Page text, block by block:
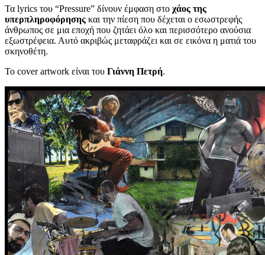
Τα lyrics του “Pressure” δίνουν έμφαση στο χάος της
υπερπληροφόρησης και την πίεση που δέχεται ο εσωστρεφής
άνθρωπος σε μια εποχή που ζητάει όλο και περισσότερο ανούσια
εξωστρέφεια. Αυτό ακριβώς μεταφράζει και σε εικόνα η ματιά του
σκηνοθέτη.
Το cover artwork είναι του Γιάννη Πετρή.